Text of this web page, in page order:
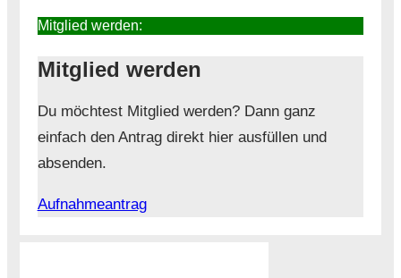
Mitglied werden:
Mitglied werden
Du möchtest Mitglied werden? Dann ganz
einfach den Antrag direkt hier ausfüllen und
absenden.
Aufnahmeantrag